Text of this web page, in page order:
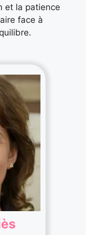
et la patience
face à